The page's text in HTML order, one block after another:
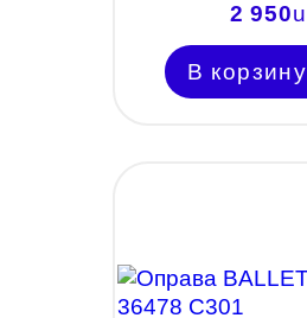
2 950u
В корзину